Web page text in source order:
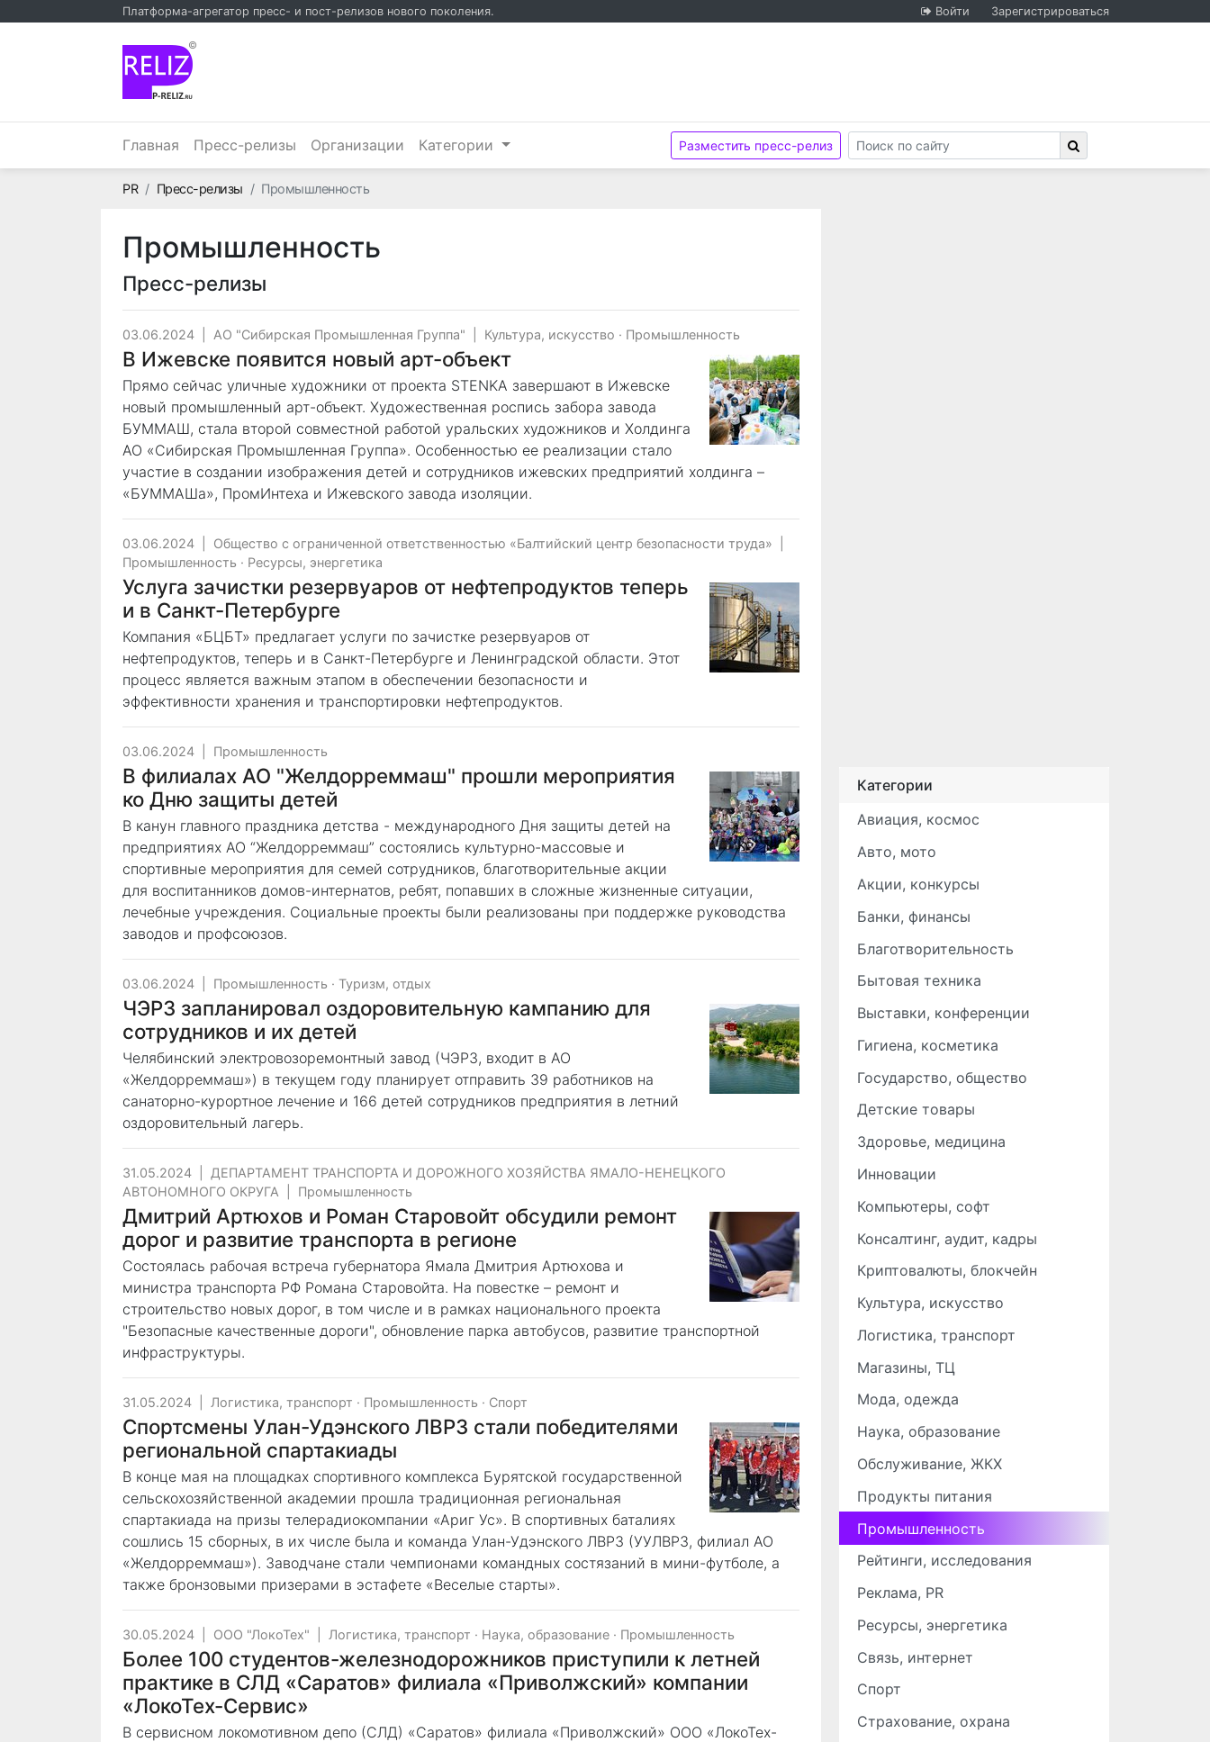
Платформа-агрегатор пресс- и пост-релизов нового поколения. Войти Зарегистрироваться
©
Главная Пресс-релизы Организации Категории Разместить пресс-релиз
PRГлавная
Пресс-релизы Промышленность
Промышленность
Пресс-релизы
03.06.2024 АО "Сибирская Промышленная Группа" Культура, искусство · Промышленность
В Ижевске появится новый арт-объект
Прямо сейчас уличные художники от проекта STENKA завершают в Ижевске
новый промышленный арт-объект. Художественная роспись забора завода
БУММАШ, стала второй совместной работой уральских художников и Холдинга
АО «Сибирская Промышленная Группа». Особенностью ее реализации стало
участие в создании изображения детей и сотрудников ижевских предприятий холдинга –
«БУММАШа», ПромИнтеха и Ижевского завода изоляции.
03.06.2024 Общество с ограниченной ответственностью «Балтийский центр безопасности труда»
Промышленность · Ресурсы, энергетика
Услуга зачистки резервуаров от нефтепродуктов теперь
и в Санкт-Петербурге
Компания «БЦБТ» предлагает услуги по зачистке резервуаров от
нефтепродуктов, теперь и в Санкт-Петербурге и Ленинградской области. Этот
процесс является важным этапом в обеспечении безопасности и
эффективности хранения и транспортировки нефтепродуктов.
03.06.2024 Промышленность
В филиалах АО "Желдорреммаш" прошли мероприятия
ко Дню защиты детей
В канун главного праздника детства - международного Дня защиты детей на
предприятиях АО “Желдорреммаш” состоялись культурно-массовые и
спортивные мероприятия для семей сотрудников, благотворительные акции
для воспитанников домов-интернатов, ребят, попавших в сложные жизненные ситуации,
лечебные учреждения. Социальные проекты были реализованы при поддержке руководства
заводов и профсоюзов.
03.06.2024 Промышленность · Туризм, отдых
ЧЭРЗ запланировал оздоровительную кампанию для
сотрудников и их детей
Челябинский электровозоремонтный завод (ЧЭРЗ, входит в АО
«Желдорреммаш») в текущем году планирует отправить 39 работников на
санаторно-курортное лечение и 166 детей сотрудников предприятия в летний
оздоровительный лагерь.
31.05.2024
ДЕПАРТАМЕНТ ТРАНСПОРТА И ДОРОЖНОГО ХОЗЯЙСТВА ЯМАЛО-НЕНЕЦКОГО
АВТОНОМНОГО ОКРУГА
Промышленность
Дмитрий Артюхов и Роман Старовойт обсудили ремонт
дорог и развитие транспорта в регионе
Состоялась рабочая встреча губернатора Ямала Дмитрия Артюхова и
министра транспорта РФ Романа Старовойта. На повестке – ремонт и
строительство новых дорог, в том числе и в рамках национального проекта
"Безопасные качественные дороги", обновление парка автобусов, развитие транспортной
инфраструктуры.
31.05.2024 Логистика, транспорт · Промышленность · Спорт
Спортсмены Улан-Удэнского ЛВРЗ стали победителями
региональной спартакиады
В конце мая на площадках спортивного комплекса Бурятской государственной
сельскохозяйственной академии прошла традиционная региональная
спартакиада на призы телерадиокомпании «Ариг Ус». В спортивных баталиях
сошлись 15 сборных, в их числе была и команда Улан-Удэнского ЛВРЗ (УУЛВРЗ, филиал АО
«Желдорреммаш»). Заводчане стали чемпионами командных состязаний в мини-футболе, а
также бронзовыми призерами в эстафете «Веселые старты».
30.05.2024 ООО "ЛокоТех" Логистика, транспорт · Наука, образование · Промышленность
Более 100 студентов-железнодорожников приступили к летней
практике в СЛД «Саратов» филиала «Приволжский» компании
«ЛокоТех-Сервис»
В сервисном локомотивном депо (СЛД) «Саратов» филиала «Приволжский» ООО «ЛокоТех-
Категории
Авиация, космос
Авто, мото
Акции, конкурсы
Банки, финансы
Благотворительность
Бытовая техника
Выставки, конференции
Гигиена, косметика
Государство, общество
Детские товары
Здоровье, медицина
Инновации
Компьютеры, софт
Консалтинг, аудит, кадры
Криптовалюты, блокчейн
Культура, искусство
Логистика, транспорт
Магазины, ТЦ
Мода, одежда
Наука, образование
Обслуживание, ЖКХ
Продукты питания
Промышленность
Рейтинги, исследования
Реклама, PR
Ресурсы, энергетика
Связь, интернет
Спорт
Страхование, охрана